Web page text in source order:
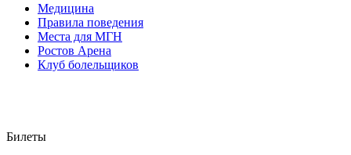
Медицина
Правила поведения
Места для МГН
Ростов Арена
Клуб болельщиков
Билеты